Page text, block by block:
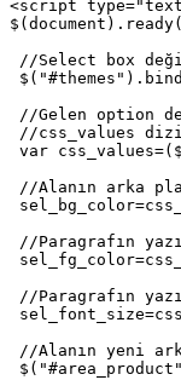
<script
//Select box
//Gelen option
//css_values
var
//Alanın arka
//Paragrafın
//Paragrafın
//Alanın yeni